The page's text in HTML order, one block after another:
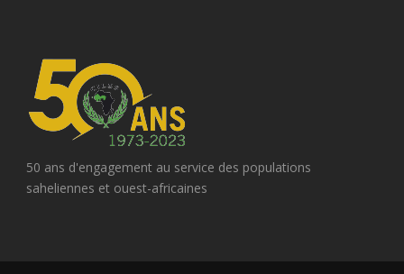
50 ans d'engagement au service des populations
saheliennes et ouest-africaines